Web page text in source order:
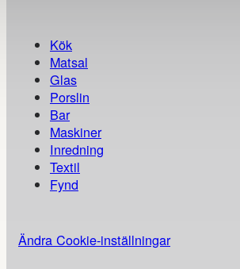
Kök
Matsal
Glas
Porslin
Bar
Maskiner
Inredning
Textil
Fynd
Ändra Cookie-inställningar